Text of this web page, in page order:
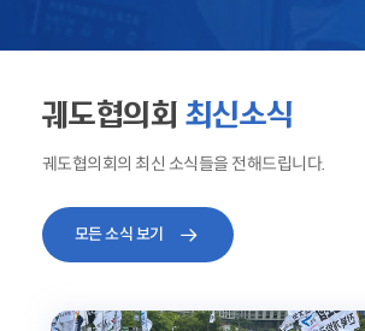
궤도협의회 최신소식
궤도협의회의 최신 소식들을 전해드립니다.
모든 소식 보기